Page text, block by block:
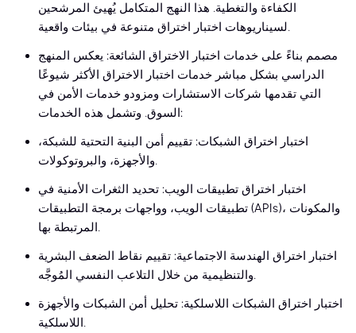
الكفاءة والتغطية. هذا النهج المتكامل يُهيئ المرشحين
لسيناريوهات اختبار اختراق متنوعة في بيئات واقعية.
مصمم بناءً على خدمات اختبار الاختراق الشائعة: يعكس المنهج
الدراسي بشكل مباشر خدمات اختبار الاختراق الأكثر شيوعًا
التي تقدمها شركات الاستشارات ومزودو خدمات الأمن في
السوق. وتشمل هذه الخدمات:
اختبار اختراق الشبكات: تقييم أمن البنية التحتية للشبكة،
والأجهزة، والبروتوكولات.
اختبار اختراق تطبيقات الويب: تحديد الثغرات الأمنية في
تطبيقات الويب، وواجهات برمجة التطبيقات (APIs)، والمكونات
المرتبطة بها.
اختبار اختراق الهندسة الاجتماعية: تقييم نقاط الضعف البشرية
والتنظيمية من خلال التلاعب النفسي المُوجَّه.
اختبار اختراق الشبكات اللاسلكية: تحليل أمن الشبكات والأجهزة
اللاسلكية.